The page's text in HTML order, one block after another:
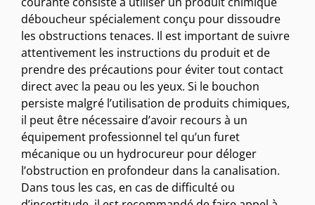
déboucheur spécialement conçu pour dissoudre
les obstructions tenaces. Il est important de suivre
attentivement les instructions du produit et de
prendre des précautions pour éviter tout contact
direct avec la peau ou les yeux. Si le bouchon
persiste malgré l’utilisation de produits chimiques,
il peut être nécessaire d’avoir recours à un
équipement professionnel tel qu’un furet
mécanique ou un hydrocureur pour déloger
l’obstruction en profondeur dans la canalisation.
Dans tous les cas, en cas de difficulté ou